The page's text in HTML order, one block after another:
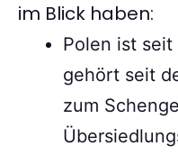
im Blick haben:
Polen ist
gehört seit
zum